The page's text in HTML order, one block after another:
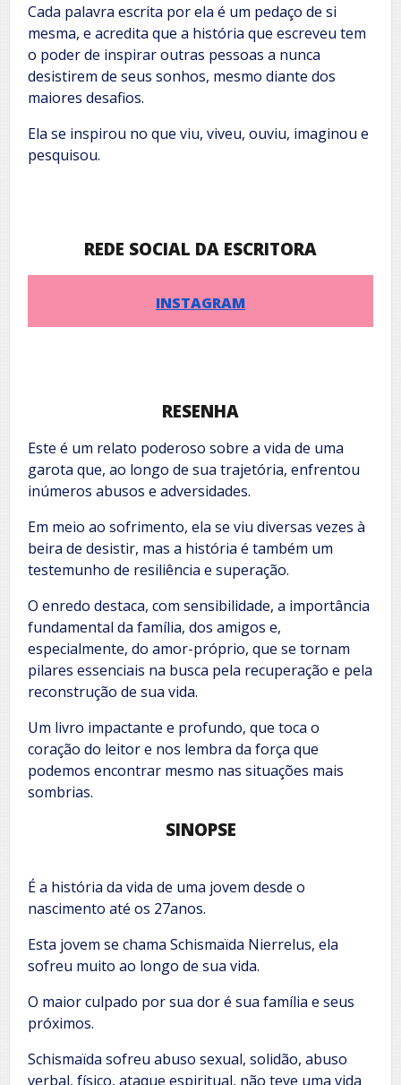
Cada palavra escrita por ela é um pedaço de si
mesma, e acredita que a história que escreveu tem
o poder de inspirar outras pessoas a nunca
desistirem de seus sonhos, mesmo diante dos
maiores desafios.
Ela se inspirou no que viu, viveu, ouviu, imaginou e
pesquisou.
REDE SOCIAL DA ESCRITORA
INSTAGRAM
RESENHA
Este é um relato poderoso sobre a vida de uma
garota que, ao longo de sua trajetória, enfrentou
inúmeros abusos e adversidades.
Em meio ao sofrimento, ela se viu diversas vezes à
beira de desistir, mas a história é também um
testemunho de resiliência e superação.
O enredo destaca, com sensibilidade, a importância
fundamental da família, dos amigos e,
especialmente, do amor-próprio, que se tornam
pilares essenciais na busca pela recuperação e pela
reconstrução de sua vida.
Um livro impactante e profundo, que toca o
coração do leitor e nos lembra da força que
podemos encontrar mesmo nas situações mais
sombrias.
SINOPSE
É a história da vida de uma jovem desde o
nascimento até os 27anos.
Esta jovem se chama Schismaïda Nierrelus, ela
sofreu muito ao longo de sua vida.
O maior culpado por sua dor é sua família e seus
próximos.
Schismaïda sofreu abuso sexual, solidão, abuso
verbal, físico, ataque espiritual, não teve uma vida